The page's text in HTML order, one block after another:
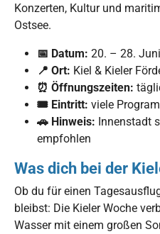
Konzerten, Kultur und
Ostsee.
📅 Datum: 20. – 28.
📍 Ort: Kiel & Kieler
⏰ Öffnungszeiten:
🎟 Eintritt: viele
🚗 Hinweis: Innenstadt
empfohlen
Was dich bei der
Ob du für einen
bleibst: Die Kieler Woche
Wasser mit einem großen